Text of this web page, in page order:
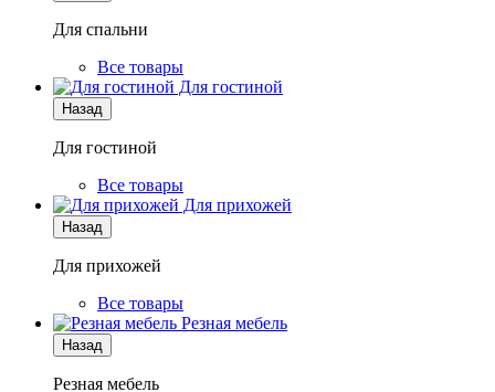
Для спальни
Все товары
Для гостиной
Назад
Для гостиной
Все товары
Для прихожей
Назад
Для прихожей
Все товары
Резная мебель
Назад
Резная мебель